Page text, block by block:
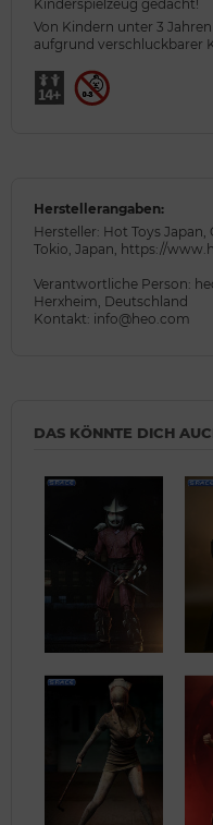
Kinderspielzeug gedacht!
Von Kindern unter 3
aufgrund verschluckbarer
Herstellerangaben:
Hersteller: Hot Toys Japan,
Tokio, Japan, https://
Verantwortliche Person:
Herxheim, Deutschland
Kontakt: info@heo.com
DAS KÖNNTE DICH